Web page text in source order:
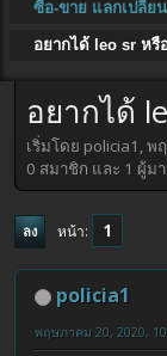
ซื้อ-ขาย แลกเปลี่ย
อยากได้ leo sr หรื
อยากได้
เริ่มโดย policia1, พ
0 สมาชิก และ 1 ผู้ม
ลง หน้า 1
policia1
พฤษภาคม 20, 2020,